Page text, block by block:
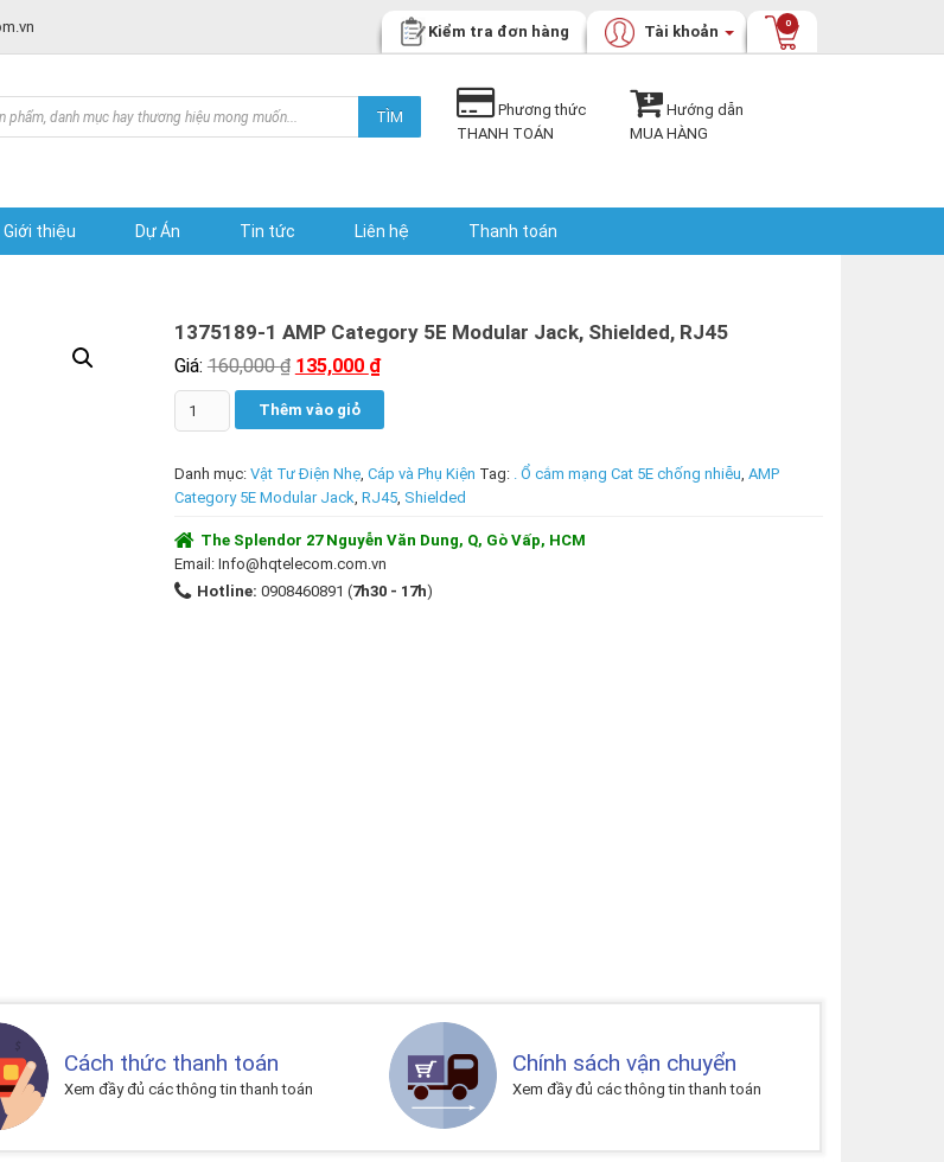
Kiểm tra đơn hàng Tài khoản 0
TÌM
Phương thức
THANH TOÁN
Hướng dẫn
MUA HÀNG
Giới thiệu Dự Án Tin tức Liên hệ Thanh toán
1375189-1 AMP Category 5E Modular Jack, Shielded, RJ45
Giá: 160,000₫ 135,000 ₫
lượng
Thêm vào giỏ
Danh mục: Vật Tư Điện Nhẹ, Cáp và Phụ Kiện Tag: . Ổ cắm mạng Cat 5E chống nhiễu AMP
Category 5E Modular Jack RJ45, Shielded
The Splendor 27 Nguyễn Văn Dung, Q, Gò Vấp, HCM
Email: Info@hqtelecom.com.vn
Hotline: 0908460891 (7h30 - 17h)
Cách thức thanh toán
Xem đầy đủ các thông tin thanh toán
Chính sách vận chuyển
Xem đầy đủ các thông tin thanh toán